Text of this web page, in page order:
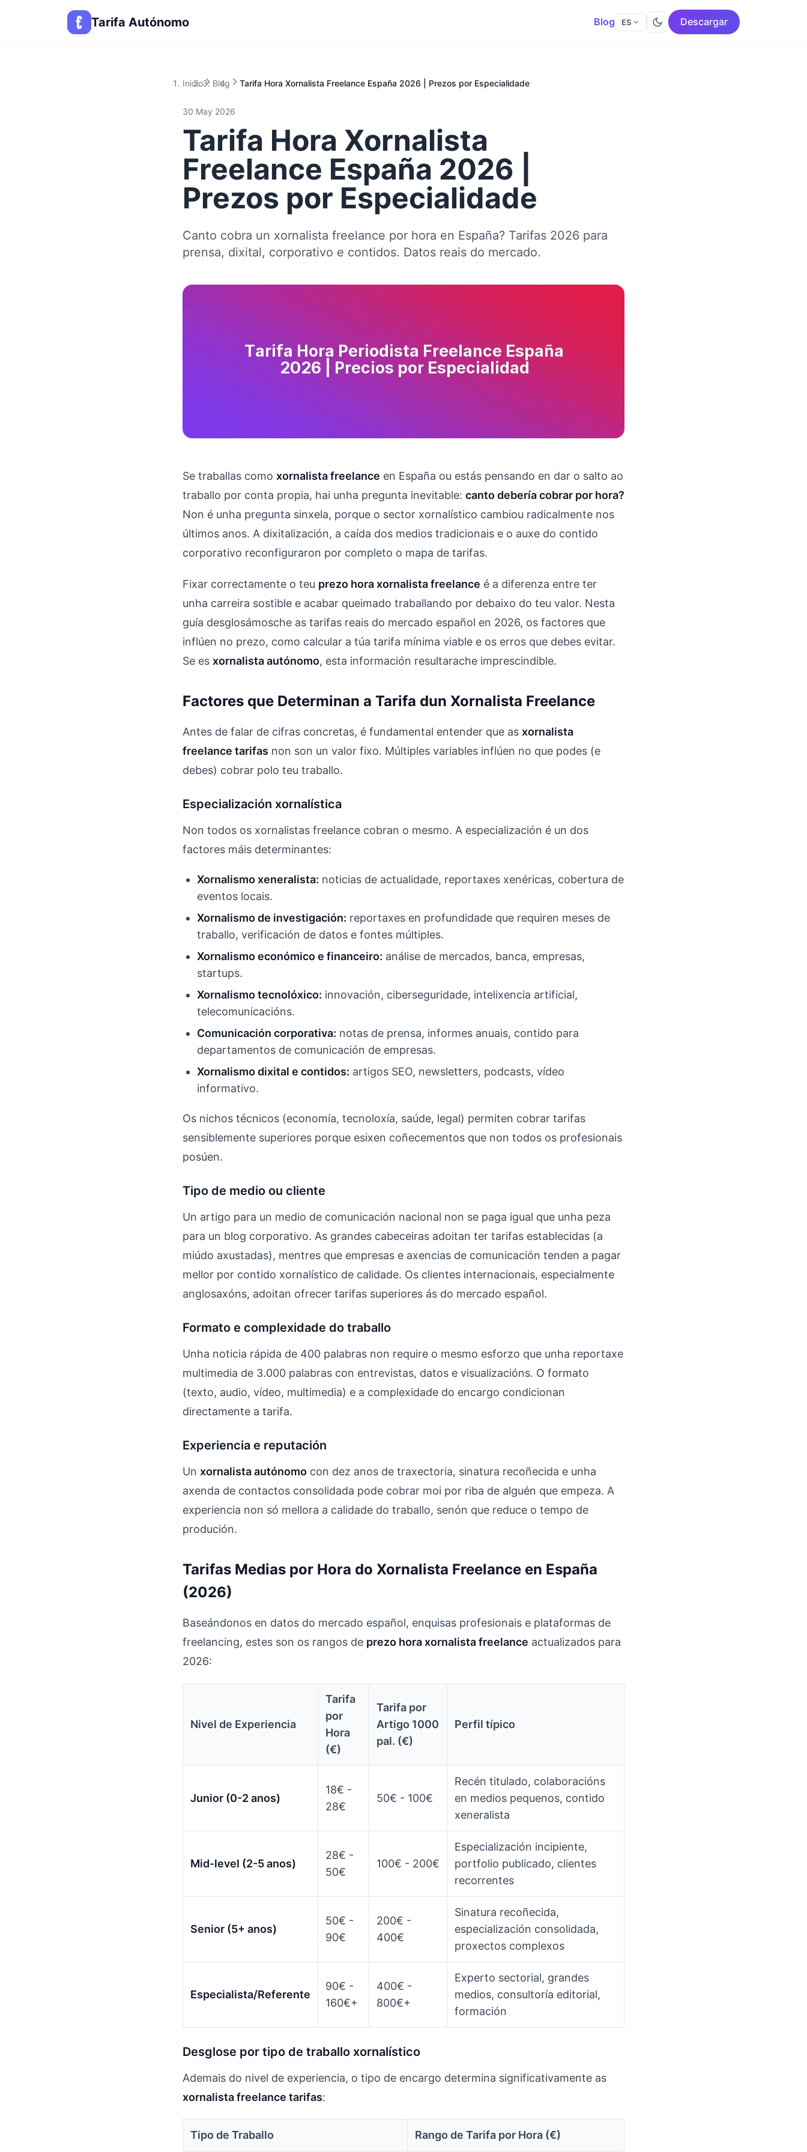
Tarifa Autónomo Blog ES Descargar
Inicio Blog Tarifa Hora Xornalista Freelance España 2026 | Prezos por Especialidade
30 May 2026
Tarifa Hora Xornalista
Freelance España 2026 |
Prezos por Especialidade
Canto cobra un xornalista freelance por hora en España? Tarifas 2026 para
prensa, dixital, corporativo e contidos. Datos reais do mercado.
Se traballas como xornalista freelance en España ou estás pensando en dar o salto ao
traballo por conta propia, hai unha pregunta inevitable: canto debería cobrar por hora?
Non é unha pregunta sinxela, porque o sector xornalístico cambiou radicalmente nos
últimos anos. A dixitalización, a caída dos medios tradicionais e o auxe do contido
corporativo reconfiguraron por completo o mapa de tarifas.
Fixar correctamente o teu prezo hora xornalista freelance é a diferenza entre ter
unha carreira sostible e acabar queimado traballando por debaixo do teu valor. Nesta
guía desglosámosche as tarifas reais do mercado español en 2026, os factores que
inflúen no prezo, como calcular a túa tarifa mínima viable e os erros que debes evitar.
Se es xornalista autónomo, esta información resultarache imprescindible.
Factores que Determinan a Tarifa dun Xornalista Freelance
Antes de falar de cifras concretas, é fundamental entender que as xornalista
freelance tarifas non son un valor fixo. Múltiples variables inflúen no que podes (e
debes) cobrar polo teu traballo.
Especialización xornalística
Non todos os xornalistas freelance cobran o mesmo. A especialización é un dos
factores máis determinantes:
Xornalismo xeneralista: noticias de actualidade, reportaxes xenéricas, cobertura de
eventos locais.
Xornalismo de investigación: reportaxes en profundidade que requiren meses de
traballo, verificación de datos e fontes múltiples.
Xornalismo económico e financeiro: análise de mercados, banca, empresas,
startups.
Xornalismo tecnolóxico: innovación, ciberseguridade, intelixencia artificial,
telecomunicacións.
Comunicación corporativa: notas de prensa, informes anuais, contido para
departamentos de comunicación de empresas.
Xornalismo dixital e contidos: artigos SEO, newsletters, podcasts, vídeo
informativo.
Os nichos técnicos (economía, tecnoloxía, saúde, legal) permiten cobrar tarifas
sensiblemente superiores porque esixen coñecementos que non todos os profesionais
posúen.
Tipo de medio ou cliente
Un artigo para un medio de comunicación nacional non se paga igual que unha peza
para un blog corporativo. As grandes cabeceiras adoitan ter tarifas establecidas (a
miúdo axustadas), mentres que empresas e axencias de comunicación tenden a pagar
mellor por contido xornalístico de calidade. Os clientes internacionais, especialmente
anglosaxóns, adoitan ofrecer tarifas superiores ás do mercado español.
Formato e complexidade do traballo
Unha noticia rápida de 400 palabras non require o mesmo esforzo que unha reportaxe
multimedia de 3.000 palabras con entrevistas, datos e visualizacións. O formato
(texto, audio, vídeo, multimedia) e a complexidade do encargo condicionan
directamente a tarifa.
Experiencia e reputación
Un xornalista autónomo con dez anos de traxectoria, sinatura recoñecida e unha
axenda de contactos consolidada pode cobrar moi por riba de alguén que empeza. A
experiencia non só mellora a calidade do traballo, senón que reduce o tempo de
produción.
Tarifas Medias por Hora do Xornalista Freelance en España
(2026)
Baseándonos en datos do mercado español, enquisas profesionais e plataformas de
freelancing, estes son os rangos de prezo hora xornalista freelance actualizados para
2026:
Nivel de Experiencia
Tarifa
por
Hora
(€)
Tarifa por
Artigo 1000
pal. (€)
Perfil típico
Junior (0-2 anos)
18€ -
28€
50€ - 100€
Recén titulado, colaboracións
en medios pequenos, contido
xeneralista
Mid-level (2-5 anos)
28€ -
50€
100€ - 200€
Especialización incipiente,
portfolio publicado, clientes
recorrentes
Senior (5+ anos)
50€ -
90€
200€ -
400€
Sinatura recoñecida,
especialización consolidada,
proxectos complexos
Especialista/Referente
90€ -
160€+
400€ -
800€+
Experto sectorial, grandes
medios, consultoría editorial,
formación
Desglose por tipo de traballo xornalístico
Ademais do nivel de experiencia, o tipo de encargo determina significativamente as
xornalista freelance tarifas:
Tipo de Traballo Rango de Tarifa por Hora (€)